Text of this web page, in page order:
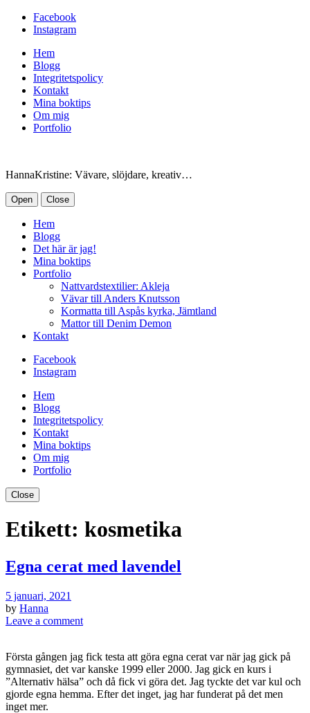
Facebook
Instagram
Hem
Blogg
Integritetspolicy
Kontakt
Mina boktips
Om mig
Portfolio
HannaKristine: Vävare, slöjdare, kreativ…
Open Close
Hem
Blogg
Det här är jag!
Mina boktips
Portfolio
Nattvardstextilier: Akleja
Vävar till Anders Knutsson
Kormatta till Aspås kyrka, Jämtland
Mattor till Denim Demon
Kontakt
Facebook
Instagram
Hem
Blogg
Integritetspolicy
Kontakt
Mina boktips
Om mig
Portfolio
Close
Etikett: kosmetika
Egna cerat med lavendel
5 januari, 2021
by Hanna
Leave a comment
Första gången jag fick testa att göra egna cerat var när jag gick på
gymnasiet, det var kanske 1999 eller 2000. Jag gick en kurs i
”Alternativ hälsa” och då fick vi göra det. Jag tyckte det var kul och
gjorde egna hemma. Efter det inget, jag har funderat på det men
inget mer.